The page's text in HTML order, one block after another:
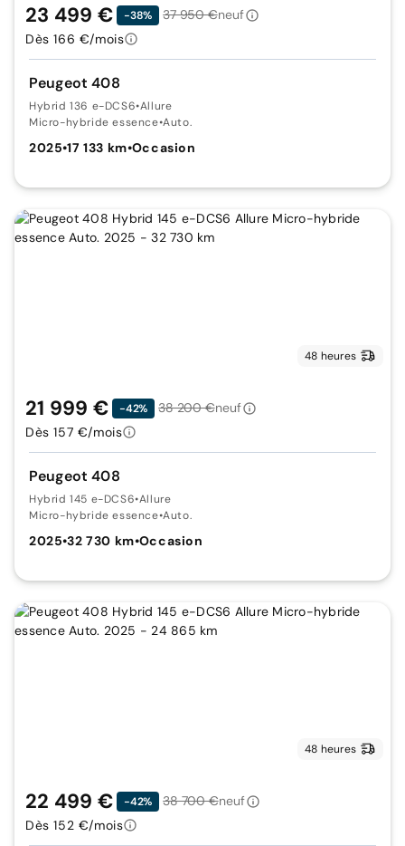
Peugeot 408
Hybrid 136 e-DCS6•Allure
Micro-hybride essence•Auto.
2025•17 133 km•Occasion
23 499 € -38% 37 950 €neuf
Dès 166 €/mois
48 heures
Peugeot 408
Hybrid 145 e-DCS6•Allure
Micro-hybride essence•Auto.
2025•32 730 km•Occasion
21 999 € -42% 38 200 €neuf
Dès 157 €/mois
48 heures
22 499 € -42% 38 700 €neuf
Dès 152 €/mois